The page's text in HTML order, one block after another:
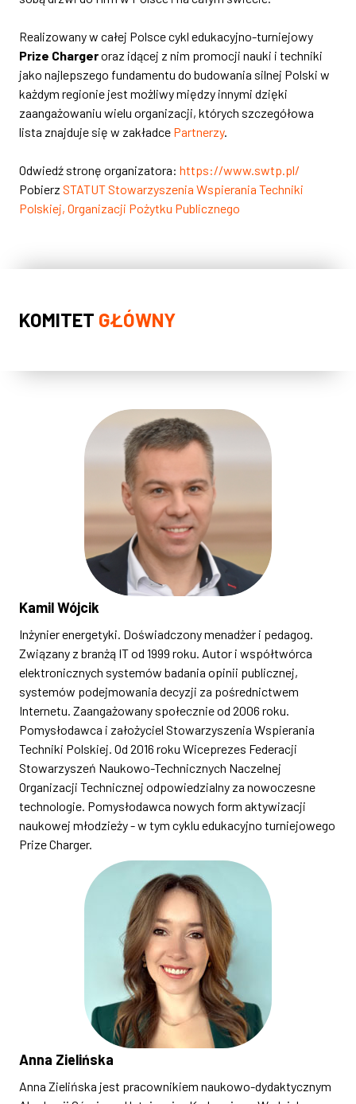
Realizowany w całej Polsce cykl edukacyjno-turniejowy
Prize Chargeroraz idącej z nim promocji nauki i techniki
jako najlepszego fundamentu do budowania silnej Polski w
każdym regionie jest możliwy między innymi dzięki
zaangażowaniu wielu organizacji, których szczegółowa
lista znajduje się w zakładce Partnerzy.
Odwiedź stronę organizatora: https://www.swtp.pl/
Pobierz STATUT Stowarzyszenia Wspierania Techniki
Polskiej, Organizacji Pożytku Publicznego
KOMITET GŁÓWNY
Kamil Wójcik
Inżynier energetyki. Doświadczony menadżer i pedagog.
Związany z branżą IT od 1999 roku. Autor i współtwórca
elektronicznych systemów badania opinii publicznej,
systemów podejmowania decyzji za pośrednictwem
Internetu. Zaangażowany społecznie od 2006 roku.
Pomysłodawca i założyciel Stowarzyszenia Wspierania
Techniki Polskiej. Od 2016 roku Wiceprezes Federacji
Stowarzyszeń Naukowo-Technicznych Naczelnej
Organizacji Technicznej odpowiedzialny za nowoczesne
technologie. Pomysłodawca nowych form aktywizacji
naukowej młodzieży - w tym cyklu edukacyjno turniejowego
Prize Charger.
Anna Zielińska
Anna Zielińska jest pracownikiem naukowo-dydaktycznym